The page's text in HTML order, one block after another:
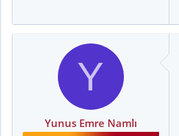
Y
Yunus Emre Namlı